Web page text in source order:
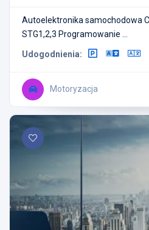
Autoelektronika samochodowa
STG1,2,3 Programowanie ...
Udogodnienia:
Motoryzacja